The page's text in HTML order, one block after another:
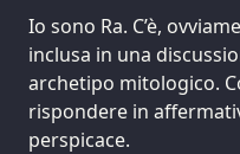
Io sono Ra. C’è,
inclusa in una
archetipo mitologico.
rispondere in
perspicace.